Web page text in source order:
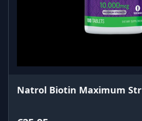
Natrol Biotin Maximum Str